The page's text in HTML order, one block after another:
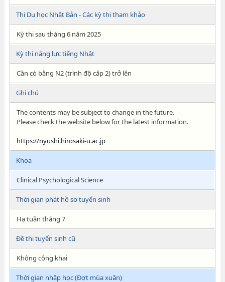
Thi Du học Nhật Bản - Các kỳ thi tham khảo
Kỳ thi sau tháng 6 năm 2025
Kỳ thi năng lực tiếng Nhật
Cần có bằng N2 (trình độ cấp 2) trở lên
Ghi chú
The contents may be subject to change in the future.
Please check the website below for the latest information.
https://nyushi.hirosaki-u.ac.jp
Khoa
Clinical Psychological Science
Thời gian phát hồ sơ tuyển sinh
Hạ tuần tháng 7
Đề thi tuyển sinh cũ
Không công khai
Thời gian nhập học (Đợt mùa xuân)